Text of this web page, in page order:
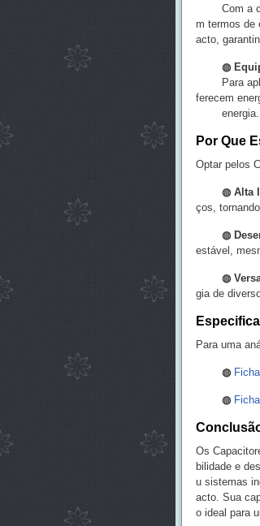
Com a
m termos de
acto,
◍
Para
ferecem
energia.
Por Que
Optar pelos
◍ Alta
ços,
◍
estável,
◍
gia de
Para uma
◍
◍
Os
bilidade e
u sistemas
acto. Sua
o ideal para